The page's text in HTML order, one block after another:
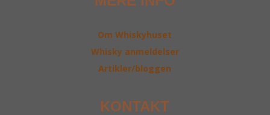
Om Whiskyhuset
Whisky anmeldelser
Artikler/bloggen
KONTAKT